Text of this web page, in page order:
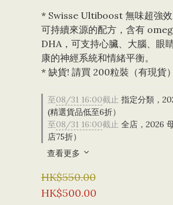
* Swisse Ultiboost 無味超強效
可持續來源的配方，含有
DHA，可支持心臟、大腦、眼
康的神經系統和情緒平衡。
* 缺貨! 請買 200粒裝（有現貨）
至08/31 16:00截止 指定分類，
(精選貨品低至6折）
至08/31 16:00截止 全店，2026
店75折）
查看更多
HK$550.00
HK$500.00